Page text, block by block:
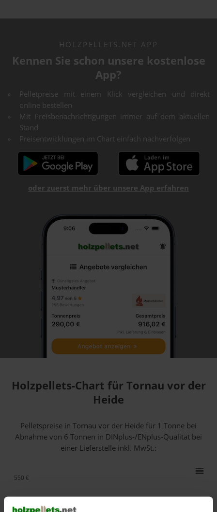
HOLZPELLETS.NET APP
Kennen Sie schon unsere kostenlose
App?
Pelletpreise mit einem Klick vergleichen und direkt
online bestellen
Mit Preisbenachrichtigungen immer auf dem aktuellen
Stand
Preisentwicklungen im Chart einfach nachverfolgen
oder zuerst mehr über unsere App erfahren
Holzpellets-Chart für Tornau vor der
Heide
Pelletspreise in Tornau vor der Heide für 1 Tonne bei
Abnahmevon 6 Tonnen in DINplus-/ENplus-Qualität bei
einer Lieferstelle inkl. MwSt.:
550 €